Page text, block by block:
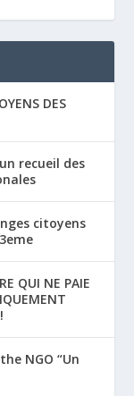
DES
recueil des
citoyens
QUI NE PAIE
NGO “Un